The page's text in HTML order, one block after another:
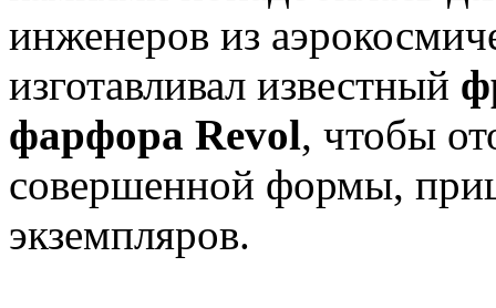
инженеров из
изготавливал известный
фарфора Revol, чтобы
совершенной формы,
экземпляров.